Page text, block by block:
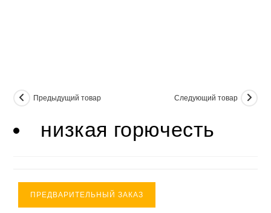
Предыдущий товар Следующий товар
низкая горючесть
ПРЕДВАРИТЕЛЬНЫЙ ЗАКАЗ